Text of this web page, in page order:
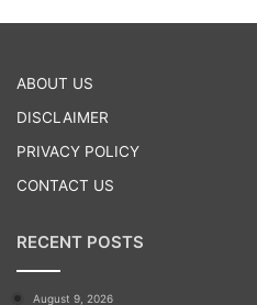
ABOUT US
DISCLAIMER
PRIVACY POLICY
CONTACT US
RECENT POSTS
August 9, 2026